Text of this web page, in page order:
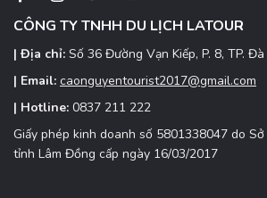
CÔNG TY TNHH DU LỊCH LATOUR
| Địa chỉ: Số 36 Đường Vạn Kiếp, P. 8, TP.
| Email: caonguyentourist2017@gmail.com
| Hotline: 0837 211 222
Giấy phép kinh doanh số 5801338047 do
tỉnh Lâm Đồng cấp ngày 16/03/2017